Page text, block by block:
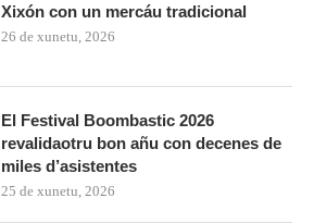
Xixón con un mercáu tradicional
26 de xunetu, 2026
El Festival Boombastic 2026
revalidaotru bon añu con decenes de
miles d’asistentes
25 de xunetu, 2026